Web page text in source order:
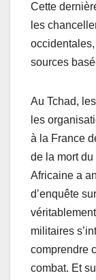
Cette
les
sources
Au Tchad,
les
à la France
de la mort du
Africaine a
d’enquête
militaires
comprendre
combat. Et